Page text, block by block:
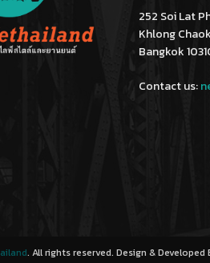
252 Soi Lat
Khlong
Bangkok
Contact us:
. All rights reserved. Design & Developed